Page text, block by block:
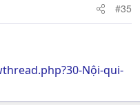
#35
Nội-qui-